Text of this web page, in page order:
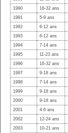
1990
16-32 ans
1991
5-9 ans
1992
6-12 ans
1993
6-12 ans
1994
7-14 ans
1995
11-23 ans
1996
16-32 ans
1997
9-18 ans
1998
7-14 ans
1999
9-18 ans
2000
9-18 ans
2001
4-6 ans
2002
12-24 ans
2003
10-21 ans